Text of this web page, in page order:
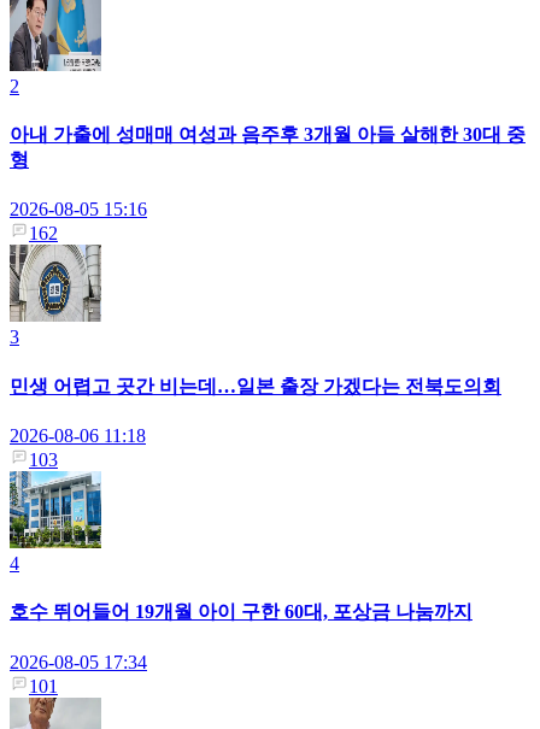
2
아내 가출에 성매매 여성과 음주후 3개월 아들 살해한 30대 중
형
2026-08-05 15:16
162
3
민생 어렵고 곳간 비는데…일본 출장 가겠다는 전북도의회
2026-08-06 11:18
103
4
호수 뛰어들어 19개월 아이 구한 60대, 포상금 나눔까지
2026-08-05 17:34
101